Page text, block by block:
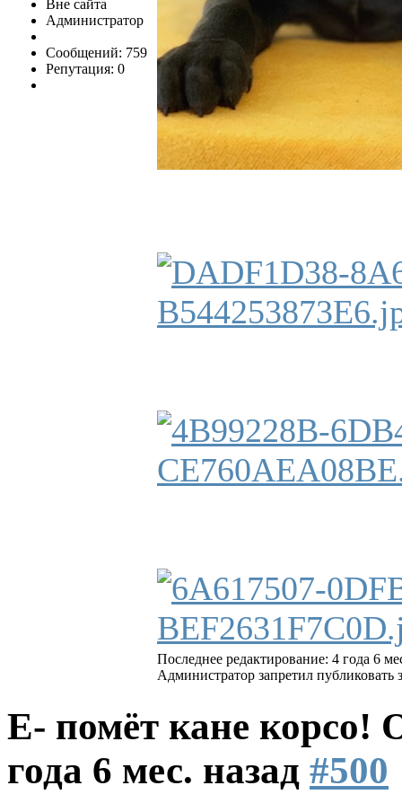
Вне сайта
Администратор
Сообщений: 759
Репутация: 0
Последнее редактирование: 4 года 6
Администратор запретил публиковать
Е- помёт кане корсо!
года 6 мес. назад #500